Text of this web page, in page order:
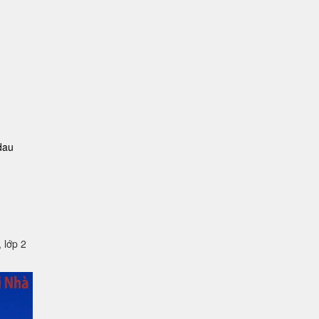
lớp 2